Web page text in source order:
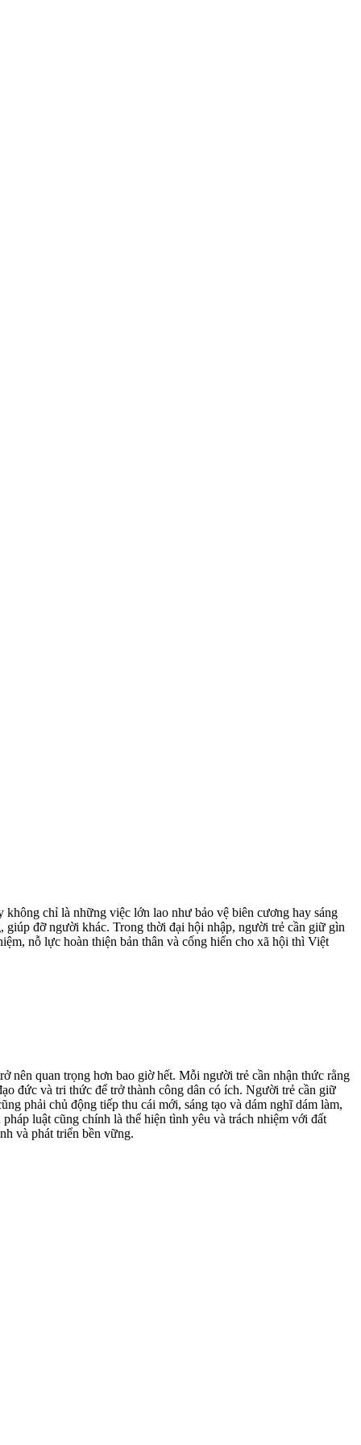
chỉ là những việc lớn lao như bảo vệ biên cương hay sáng
giúp đỡ người khác. Trong thời đại hội nhập, người trẻ cần giữ gìn
nỗ lực hoàn thiện bản thân và cống hiến cho xã hội thì Việt
nên quan trọng hơn bao giờ hết. Mỗi người trẻ cần nhận thức rằng
đức và tri thức để trở thành công dân có ích. Người trẻ cần giữ
phải chủ động tiếp thu cái mới, sáng tạo và dám nghĩ dám làm,
luật cũng chính là thể hiện tình yêu và trách nhiệm với đất
và phát triển bền vững.